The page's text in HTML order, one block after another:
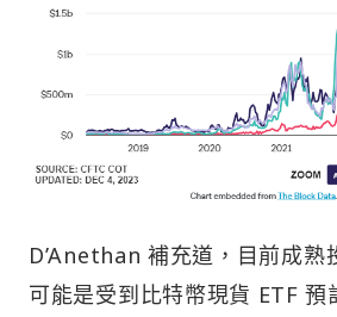
D’Anethan 補充道，目前成熟
可能是受到比特幣現貨 ETF 預